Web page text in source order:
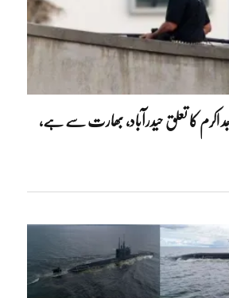
اکرم کا تعلق حیدرآباد، بھارت سے ہے،